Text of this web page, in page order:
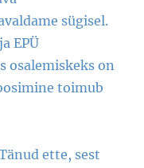
sügisel.
EPÜ
osalemiskeks on
toimub
ette, sest